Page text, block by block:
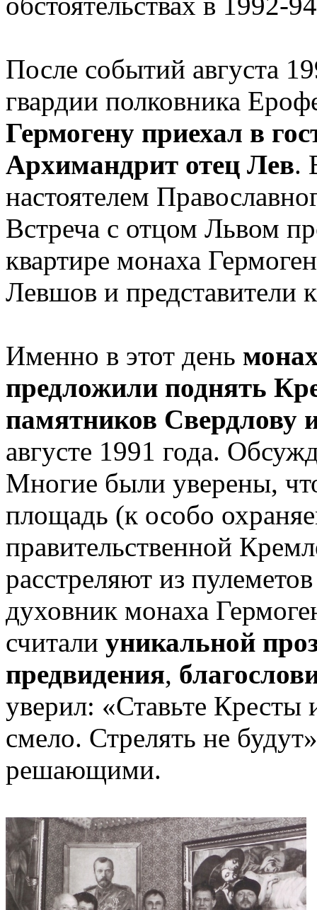
После событий августа
гвардии полковника
Гермогену приехал в
Архимандрит отец Лев.
настоятелем
Встреча с отцом Львом
квартире монаха
Левшов и представители
Именно в этот день
предложили поднять
памятников Свердлову
августе 1991 года.
Многие были уверены,
площадь (к особо
правительственной
расстреляют из
духовник монаха
считали уникальной
предвидения,
уверил: «Ставьте Кресты
смело. Стрелять не
решающими.